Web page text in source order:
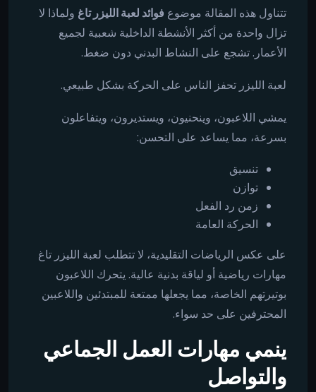
تتناول هذه المقالة موضوع فوائد لعبة الليزر تاغ ولماذا لا
تزال واحدة من أكثر الأنشطة الداخلية شعبية لجميع
الأعمار. تشجع على النشاط البدني دون ضغط.
لعبة الليزر تحفز الناس على الحركة بشكل طبيعي.
يمشي اللاعبون، وينحنيون، ويستديرون، ويتفاعلون
بسرعة، مما يساعد على التحسن:
تنسيق
توازن
زمن رد الفعل
الحركة العامة
على عكس الرياضات التقليدية، لا تتطلب لعبة الليزر تاغ
مهارات رياضية أو لياقة بدنية عالية. يتحرك اللاعبون
بوتيرتهم الخاصة، مما يجعلها ممتعة للمبتدئين واللاعبين
المحترفين على حد سواء.
ينمي مهارات العمل الجماعي
والتواصل